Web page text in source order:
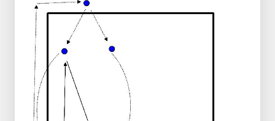
Le libéro ou le passeur passe le ballon au
serveur.
Le serveur passe le ballon à l'attaquant qui
vient de bloquer.
Le lanceur effectue un blocage et
l'attaquant frappe directement sur le
défenseur, qui défend lui-même.
Passation : le passeur devient attaquant ->
l'attaquant devient défenseur de réserve ->